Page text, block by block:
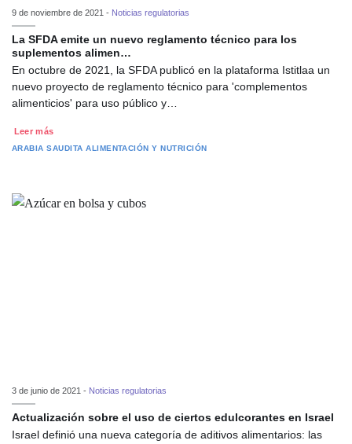
9 de noviembre de 2021 - Noticias regulatorias
La SFDA emite un nuevo reglamento técnico para los
suplementos alimen…
En octubre de 2021, la SFDA publicó en la plataforma Istitlaa un
nuevo proyecto de reglamento técnico para 'complementos
alimenticios' para uso público y…
Leer más
ARABIA SAUDITA ALIMENTACIÓN Y NUTRICIÓN
3 de junio de 2021 - Noticias regulatorias
Actualización sobre el uso de ciertos edulcorantes en Israel
Israel definió una nueva categoría de aditivos alimentarios: las